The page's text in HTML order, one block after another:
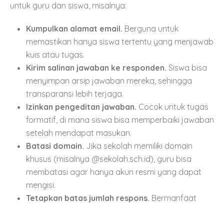
untuk guru dan siswa, misalnya:
Kumpulkan alamat email. Berguna untuk
memastikan hanya siswa tertentu yang menjawab
kuis atau tugas.
Kirim salinan jawaban ke responden. Siswa bisa
menyimpan arsip jawaban mereka, sehingga
transparansi lebih terjaga.
Izinkan pengeditan jawaban. Cocok untuk tugas
formatif, di mana siswa bisa memperbaiki jawaban
setelah mendapat masukan.
Batasi domain. Jika sekolah memiliki domain
khusus (misalnya @sekolah.sch.id), guru bisa
membatasi agar hanya akun resmi yang dapat
mengisi.
Tetapkan batas jumlah respons. Bermanfaat